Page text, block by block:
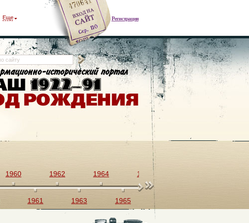
Регистрация
Еще
1960
1961
1962
1963
1964
1965
1966